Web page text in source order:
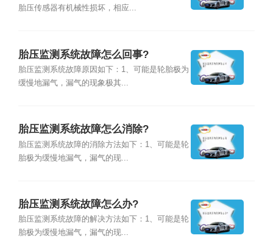
胎压传感器有机械性损坏，相应...
胎压监测系统故障怎么回事?
胎压监测系统故障原因如下：1、可能是轮胎极为
缓慢地漏气，漏气的现象极其...
胎压监测系统故障怎么消除?
胎压监测系统故障的消除方法如下：1、可能是轮
胎极为缓慢地漏气，漏气的现...
胎压监测系统故障怎么办?
胎压监测系统故障的解决方法如下：1、可能是轮
胎极为缓慢地漏气，漏气的现...